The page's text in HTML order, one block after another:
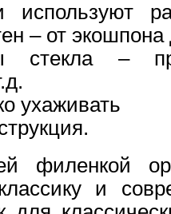
используют
– от
стекла –
ухаживать
филенкой
и